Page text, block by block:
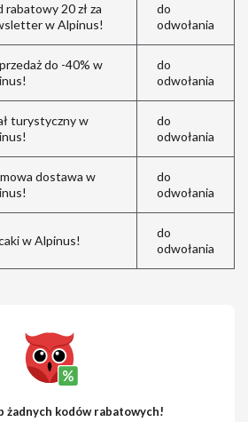
rabatowy 20 zł za
w Alpinus!
do
odwołania
do -40% w
do
odwołania
turystyczny w
do
odwołania
dostawa w
do
odwołania
w Alpinus!
do
odwołania
żadnych kodów rabatowych!